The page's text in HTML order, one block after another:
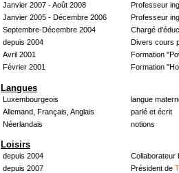
Janvier 2007 - Août 2008
Professeur
Janvier 2005 - Décembre 2006
Professeur
Septembre-Décembre 2004
Chargé
depuis 2004
Divers cours
Avril 2001
Formation
Février 2001
Formation
Langues
Luxembourgeois
langue
Allemand, Français, Anglais
parlé et écrit
Néerlandais
notions
Loisirs
depuis 2004
Collaborateur
depuis 2007
Président de